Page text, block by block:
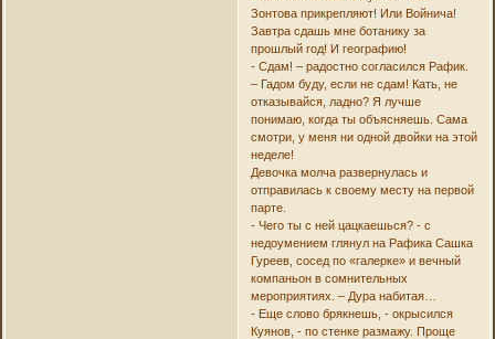
Зонтова прикрепляют! Или Войнича!
Завтра сдашь мне ботанику за
прошлый год! И географию!
- Сдам! – радостно согласился Рафик.
– Гадом буду, если не сдам! Кать, не
отказывайся, ладно? Я лучше
понимаю, когда ты объясняешь. Сама
смотри, у меня ни одной двойки на этой
неделе!
Девочка молча развернулась и
отправилась к своему месту на первой
парте.
- Чего ты с ней цацкаешься? - с
недоумением глянул на Рафика Сашка
Гуреев, сосед по «галерке» и вечный
компаньон в сомнительных
мероприятиях. – Дура набитая…
- Еще слово брякнешь, - окрысился
Куянов, - по стенке размажу. Проще